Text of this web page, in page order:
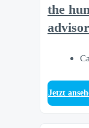
the
Jetzt